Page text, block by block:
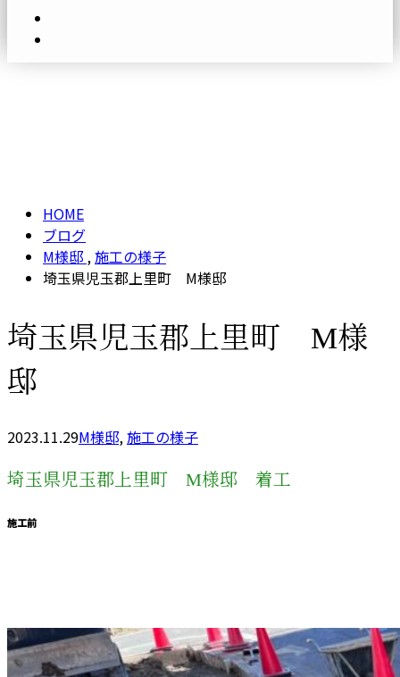
HOME
ブログ
M様邸 ,施工の様子
埼玉県児玉郡上里町 M様邸
埼玉県児玉郡上里町 M様
邸
2023.11.29M様邸,施工の様子
埼玉県児玉郡上里町 M様邸 着工
施工前